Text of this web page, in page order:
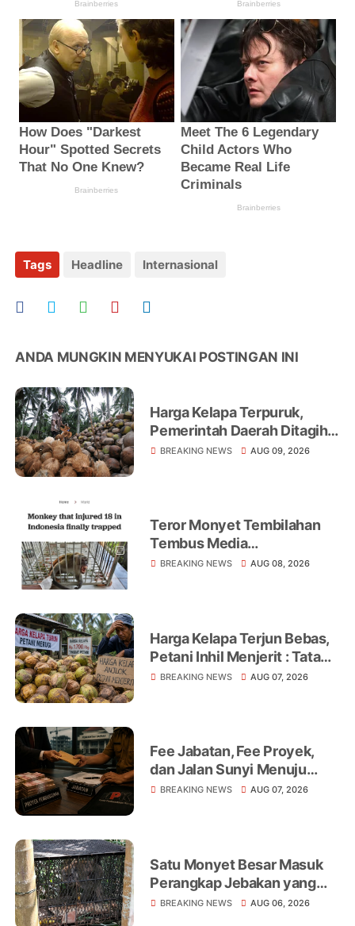
Tags Headline Internasional
ANDA MUNGKIN MENYUKAI POSTINGAN INI
Harga Kelapa Terpuruk,
Pemerintah Daerah Ditagih
Realisasikan Program
BREAKING NEWS AUG 09, 2026
Teror Monyet Tembilahan
Tembus Media
Internasional, AFP Soroti 18
BREAKING NEWS AUG 08, 2026
Harga Kelapa Terjun Bebas,
Petani Inhil Menjerit : Tata
Niaga, Monopoli hingga
BREAKING NEWS AUG 07, 2026
Fee Jabatan, Fee Proyek,
dan Jalan Sunyi Menuju
Operasi Tangkap Tangan
BREAKING NEWS AUG 07, 2026
Satu Monyet Besar Masuk
Perangkap Jebakan yang
Dipasang di Belakang
BREAKING NEWS AUG 06, 2026